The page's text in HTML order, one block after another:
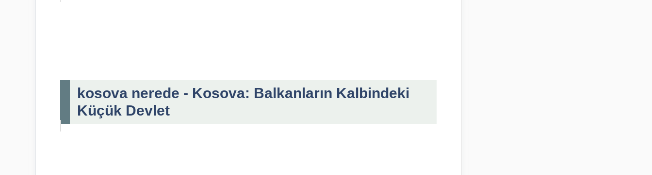
kosova nerede - Kosova: Balkanların Kalbindeki
Küçük Devlet